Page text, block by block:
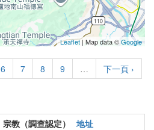
Leaflet| Map data ©Google
6 7 8 9 …
下一頁 ›
宗教（調查認定）
地址